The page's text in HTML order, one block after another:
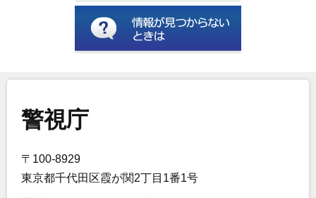
警視庁
〒100-8929
東京都千代田区霞が関2丁目1番1号